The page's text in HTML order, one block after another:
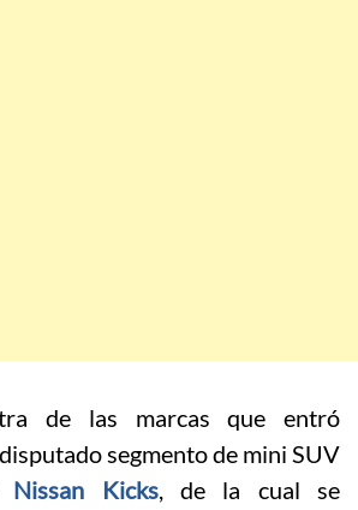
de las marcas que entró
segmento de mini SUV
Nissan Kicks, de la cual se